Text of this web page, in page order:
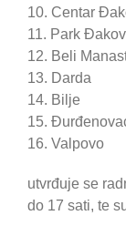
10. Centar
11. Park
12. Beli
13. Darda
14. Bilje
15.
16. Valpovo
utvrđuje se
do 17 sati, te